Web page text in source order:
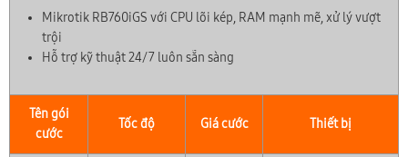
Mikrotik RB760iGS với CPU lõi kép, RAM mạnh mẽ, xử lý vượt
trội
Hỗ trợ kỹ thuật 24/7 luôn sẵn sàng
Tên gói
cước
Tốc độ Giá cước Thiết bị